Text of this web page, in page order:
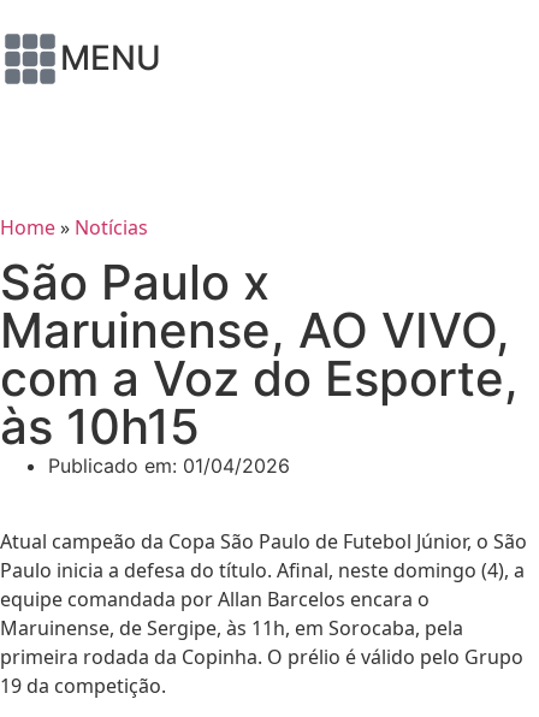
MENU
Home» Notícias
São Paulo x
Maruinense, AO VIVO,
com a Voz do Esporte,
às 10h15
Publicado em: 01/04/2026
Atual campeão da Copa São Paulo de Futebol Júnior, o São
Paulo inicia a defesa do título. Afinal, neste domingo (4), a
equipe comandada por Allan Barcelos encara o
Maruinense, de Sergipe, às 11h, em Sorocaba, pela
primeira rodada da Copinha. O prélio é válido pelo Grupo
19 da competição.